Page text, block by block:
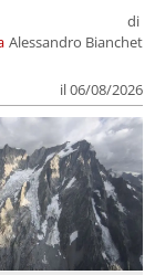
di
Alessandro Bianchet
il 06/08/2026